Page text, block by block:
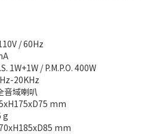
/ 60Hz
1W+1W / P.M.P.O. 400W
20KHz
域喇叭
mm
g
mm